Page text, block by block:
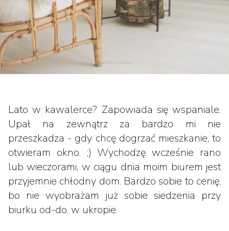
Lato w kawalerce? Zapowiada się wspaniale.
Upał na zewnątrz za bardzo mi nie
przeszkadza - gdy chcę dogrzać mieszkanie, to
otwieram okno. ;) Wychodzę wcześnie rano
lub wieczorami, w ciągu dnia moim biurem jest
przyjemnie chłodny dom. Bardzo sobie to cenię,
bo nie wyobrażam już sobie siedzenia przy
biurku od-do, w ukropie.